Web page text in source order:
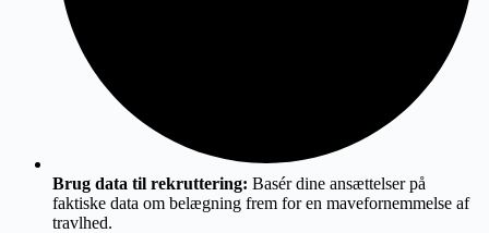
Brug data til rekruttering: Basér dine ansættelser på
faktiske data om belægning frem for en mavefornemmelse af
travlhed.